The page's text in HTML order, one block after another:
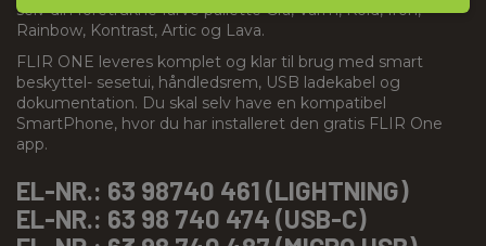
selv din foretrukne farve pallette Grå, Varm, Kold, Iron,
Rainbow, Kontrast, Artic og Lava.
FLIR ONE leveres komplet og klar til brug med smart
beskyttel- sesetui, håndledsrem, USB ladekabel og
dokumentation. Du skal selv have en kompatibel
SmartPhone, hvor du har installeret den gratis FLIR One
app.
EL-NR.: 63 98740 461 (LIGHTNING)
EL-NR.: 63 98 740 474 (USB-C)